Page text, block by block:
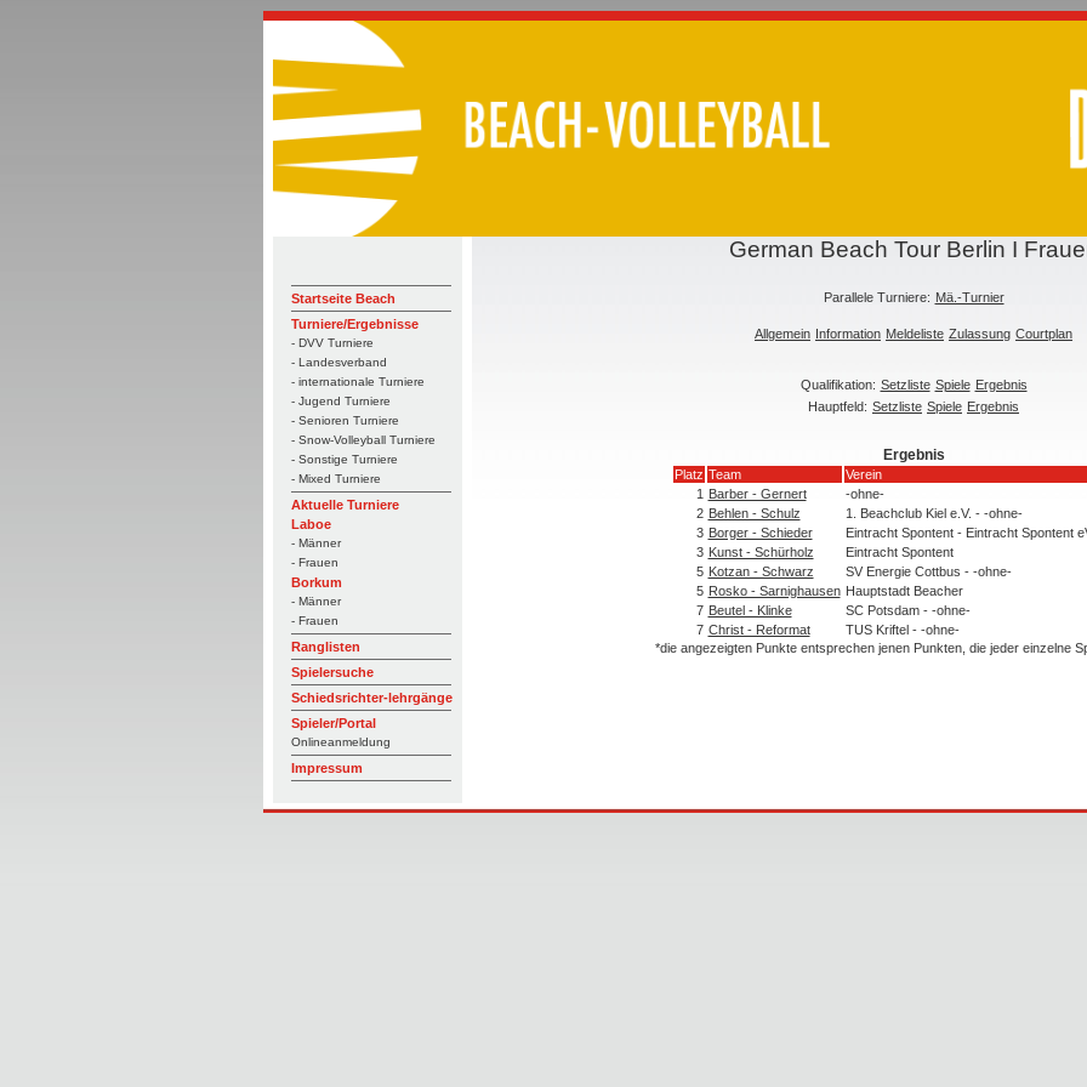
Startseite Beach
Turniere/Ergebnisse
- DVV Turniere
- Landesverband
- internationale Turniere
- Jugend Turniere
- Senioren Turniere
- Snow-Volleyball Turniere
- Sonstige Turniere
- Mixed Turniere
Aktuelle Turniere
Laboe
- Männer
- Frauen
Borkum
- Männer
- Frauen
Ranglisten
Spielersuche
Schiedsrichter-lehrgänge
Spieler/Portal
Onlineanmeldung
Impressum
German Beach Tour Berlin I
Parallele Turniere: Mä.-Turnier
Allgemein Information Meldeliste Zulassung Courtplan
Qualifikation: Setzliste Spiele Ergebnis
Hauptfeld: Setzliste Spiele Ergebnis
Ergebnis
Platz Team Verein
1 Barber - Gernert -ohne-
2 Behlen - Schulz 1. Beachclub Kiel e.V. - -ohne-
3 Borger - Schieder Eintracht Spontent - Eintracht Spontent
3 Kunst - Schürholz Eintracht Spontent
5 Kotzan - Schwarz SV Energie Cottbus - -ohne-
5 Rosko - Sarnighausen Hauptstadt Beacher
7 Beutel - Klinke SC Potsdam - -ohne-
7 Christ - Reformat TUS Kriftel - -ohne-
*die angezeigten Punkte entsprechen jenen Punkten, die jeder einzelne